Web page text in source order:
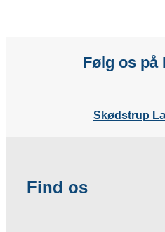
Følg os på
Skødstrup
Find os